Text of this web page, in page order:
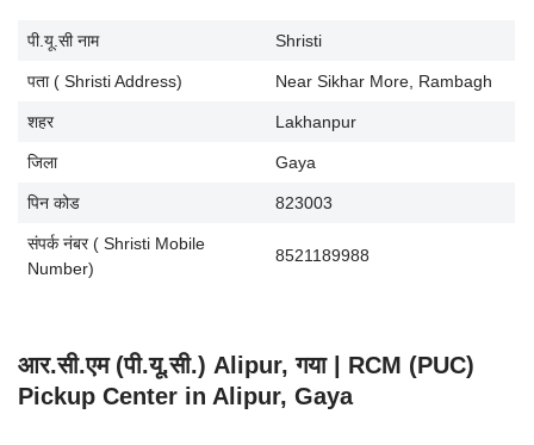
पी.यू.सी नाम Shristi
पता ( Shristi Address) Near Sikhar More, Rambagh
शहर Lakhanpur
जिला Gaya
पिन कोड 823003
संपर्क नंबर ( Shristi Mobile
Number)
8521189988
आर.सी.एम (पी.यू.सी.) Alipur, गया | RCM (PUC)
Pickup Center in Alipur, Gaya